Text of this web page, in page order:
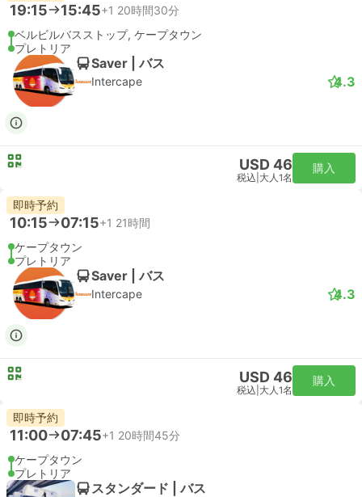
19:15 15:45+1 20時間30分
ベルビルバスストップ, ケープタウン
プレトリア
Saver | バス
Intercape 4.3
USD 46
税込 大人1名
購入
即時予約
10:15 07:15+1 21時間
ケープタウン
プレトリア
Saver | バス
Intercape 4.3
USD 46
税込 大人1名
購入
即時予約
11:00 07:45+1 20時間45分
ケープタウン
プレトリア
スタンダード | バス